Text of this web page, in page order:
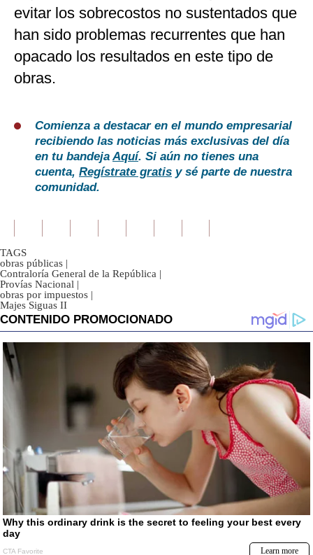
evitar los sobrecostos no sustentados que
han sido problemas recurrentes que han
opacado los resultados en este tipo de
obras.
Comienza a destacar en el mundo empresarial
recibiendo las noticias más exclusivas del día
en tu bandejaAquí. Si aún no tienes una
cuenta, Regístrate gratis y sé parte de nuestra
comunidad.
TAGS
obras públicas |
Contraloría General de la República |
Provías Nacional |
obras por impuestos |
Majes Siguas II